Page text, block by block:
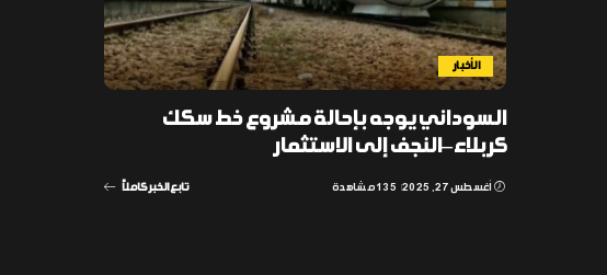
الأخبار
السوداني يوجه بإحالة مشروع خط سكك
كربلاء–النجف إلى الاستثمار
أغسطس 27, 2025 135 مشاهدة تابع الخبر كاملاً